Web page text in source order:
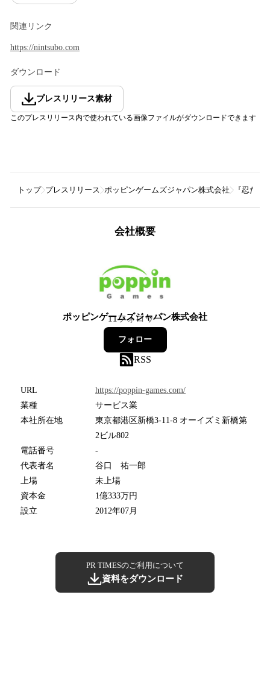
関連リンク
https://nintsubo.com
ダウンロード
プレスリリース素材
このプレスリリース内で使われている画像ファイルがダウンロードできます
トップ プレスリリース ポッピンゲームズジャパン株式会社 『忍た
会社概要
ポッピンゲームズジャパン株式会社
11フォロワー
フォロー
RSS
URL
https://poppin-games.com/
業種
サービス業
本社所在地
東京都港区新橋3-11-8 オーイズミ新橋第
2ビル802
電話番号
-
代表者名
谷口 祐一郎
上場
未上場
資本金
1億333万円
設立
2012年07月
PR TIMESのご利用について
資料をダウンロード